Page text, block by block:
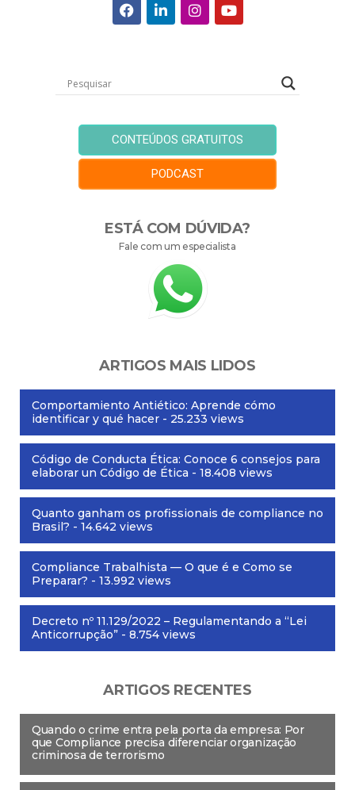
CONTEÚDOS GRATUITOS
PODCAST
ESTÁ COM DÚVIDA?
Fale com um especialista
ARTIGOS MAIS LIDOS
Comportamiento Antiético: Aprende cómo
identificar y qué hacer - 25.233 views
Código de Conducta Ética: Conoce 6 consejos para
elaborar un Código de Ética - 18.408 views
Quanto ganham os profissionais de compliance no
Brasil? - 14.642 views
Compliance Trabalhista — O que é e Como se
Preparar? - 13.992 views
Decreto nº 11.129/2022 – Regulamentando a “Lei
Anticorrupção” - 8.754 views
ARTIGOS RECENTES
Quando o crime entra pela porta da empresa: Por
que Compliance precisa diferenciar organização
criminosa de terrorismo